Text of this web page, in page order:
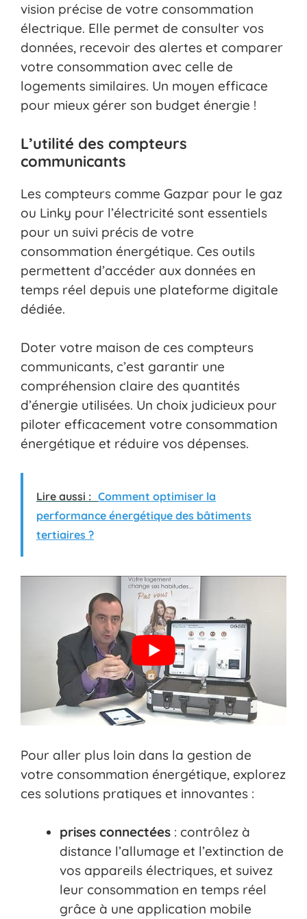
vision précise de votre consommation
électrique. Elle permet de consulter vos
données, recevoir des alertes et comparer
votre consommation avec celle de
logements similaires. Un moyen efficace
pour mieux gérer son budget énergie !
L’utilité des compteurs
communicants
Les compteurs comme Gazpar pour le gaz
ou Linky pour l’électricité sont essentiels
pour un suivi précis de votre
consommation énergétique. Ces outils
permettent d’accéder aux données en
temps réel depuis une plateforme digitale
dédiée.
Doter votre maison de ces compteurs
communicants, c’est garantir une
compréhension claire des quantités
d’énergie utilisées. Un choix judicieux pour
piloter efficacement votre consommation
énergétique et réduire vos dépenses.
Lire aussi : Comment optimiser la
performance énergétique des bâtiments
tertiaires ?
Pour aller plus loin dans la gestion de
votre consommation énergétique, explorez
ces solutions pratiques et innovantes :
prises connectées : contrôlez à
distance l’allumage et l’extinction de
vos appareils électriques, et suivez
leur consommation en temps réel
grâce à une application mobile